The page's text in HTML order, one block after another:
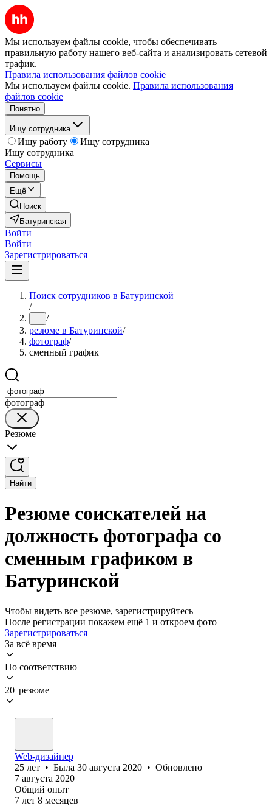
Мы используем файлы cookie, чтобы обеспечивать
правильную работу нашего веб-сайта и анализировать сетевой
трафик.
Правила использования файлов cookie
Мы используем файлы cookie. Правила использования
файлов cookie
Понятно
Ищу сотрудника
Ищу работу
Ищу сотрудника
Ищу сотрудника
Сервисы
Помощь
Ещё
Поиск
Батуринская
Войти
Войти
Зарегистрироваться
Поиск сотрудников в Батуринской
/
... /
резюме в Батуринской/
фотограф/
сменный график
фотограф
Резюме
Найти
Резюме соискателей на
должность фотографа со
сменным графиком в
Батуринской
Чтобы видеть все резюме, зарегистрируйтесь
После регистрации покажем ещё 1 и откроем фото
Зарегистрироваться
За всё время
По соответствию
20 резюме
Web-дизайнер
25 лет • Была 30 августа 2020 • Обновлено
7 августа 2020
Общий опыт
7 лет 8 месяцев